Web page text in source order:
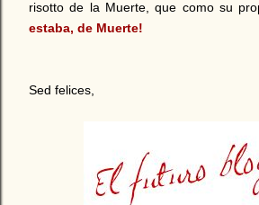
risotto de la Muerte, que como su
estaba, de Muerte!
Sed felices,